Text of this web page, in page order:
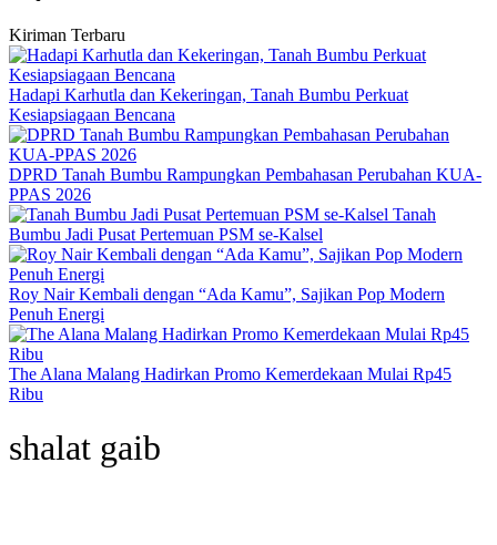
Kiriman Terbaru
Hadapi Karhutla dan Kekeringan, Tanah Bumbu Perkuat
Kesiapsiagaan Bencana
DPRD Tanah Bumbu Rampungkan Pembahasan Perubahan KUA-
PPAS 2026
Tanah
Bumbu Jadi Pusat Pertemuan PSM se-Kalsel
Roy Nair Kembali dengan “Ada Kamu”, Sajikan Pop Modern
Penuh Energi
The Alana Malang Hadirkan Promo Kemerdekaan Mulai Rp45
Ribu
shalat gaib